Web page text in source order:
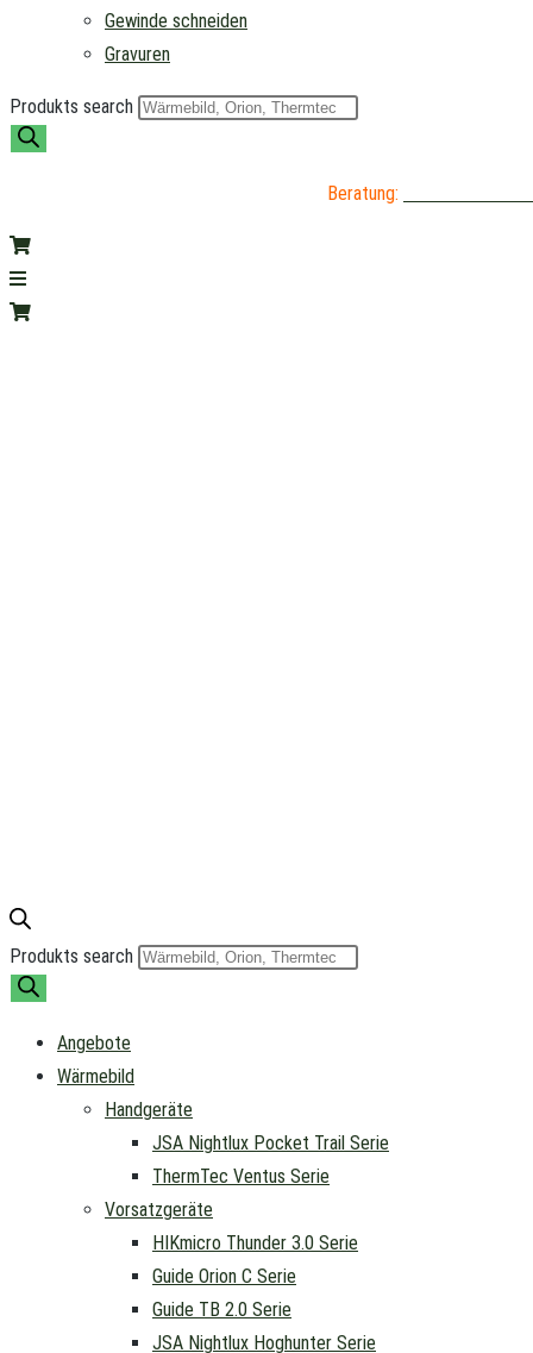
Gewinde schneiden
Gravuren
Produkts search
Beratung:
Produkts search
Angebote
Wärmebild
Handgeräte
JSA Nightlux Pocket Trail Serie
ThermTec Ventus Serie
Vorsatzgeräte
HIKmicro Thunder 3.0 Serie
Guide Orion C Serie
Guide TB 2.0 Serie
JSA Nightlux Hoghunter Serie